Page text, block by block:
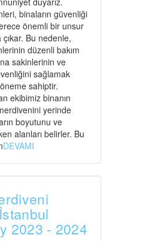
binaların güvenliği
önemli bir unsur
çıkar. Bu nedenle,
düzenli bakım
sakinlerinin ve
sağlamak
sahiptir.
ekibimiz binanın
yerinde
boyutunu ve
alanları belirler. Bu
DEVAMI
2023 - 2024